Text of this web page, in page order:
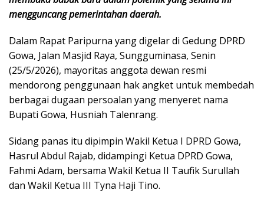
mengguncang pemerintahan daerah.
Dalam Rapat Paripurna yang digelar di Gedung DPRD
Gowa, Jalan Masjid Raya, Sungguminasa, Senin
(25/5/2026), mayoritas anggota dewan resmi
mendorong penggunaan hak angket untuk membedah
berbagai dugaan persoalan yang menyeret nama
Bupati Gowa, Husniah Talenrang.
Sidang panas itu dipimpin Wakil Ketua I DPRD Gowa,
Hasrul Abdul Rajab, didampingi Ketua DPRD Gowa,
Fahmi Adam, bersama Wakil Ketua II Taufik Surullah
dan Wakil Ketua III Tyna Haji Tino.